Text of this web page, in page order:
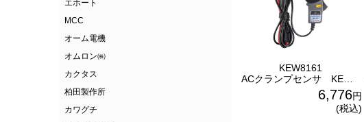
エホート
MCC
オーム電機
オムロン㈱
カクタス
柏田製作所
カワグチ
KEW8161
6,776円
(税込)